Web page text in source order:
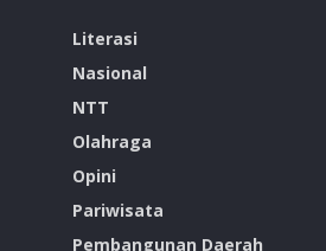
Literasi
Nasional
NTT
Olahraga
Opini
Pariwisata
Pembangunan Daerah